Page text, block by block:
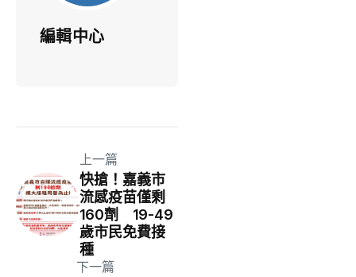
編輯中心
上一篇
快搶！嘉義市
流感疫苗僅剩
160劑 19-49
歲市民免費接
種
下一篇